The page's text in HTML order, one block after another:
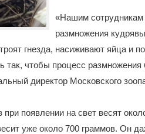
«Нашим сотрудникам
размножения
гнезда, насиживают яйца и
так, чтобы процесс
директор Московского
при появлении на свет весят
уже около 700 граммов. Он